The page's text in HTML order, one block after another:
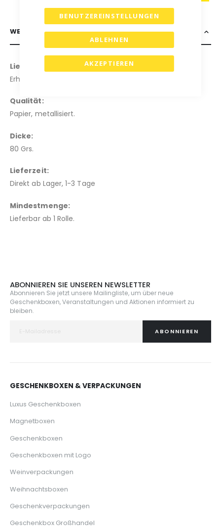
AKZEPTIEREN
BENUTZEREINSTELLUNGEN
ABLEHNEN
WEITERE INFORMATIONEN
Lieferbare Größen:
Erhältlich in den Größen: 30cm und 50cm.
Qualität:
Papier, metallisiert.
Dicke:
80 Grs.
Lieferzeit:
Direkt ab Lager, 1-3 Tage
Mindestmenge:
Lieferbar ab 1 Rolle.
ABONNIEREN SIE UNSEREN NEWSLETTER
Abonnieren Sie jetzt unsere Mailingliste, um über neue
Geschenkboxen, Veranstaltungen und Aktionen informiert zu
bleiben.
ABONNIEREN
GESCHENKBOXEN & VERPACKUNGEN
Luxus Geschenkboxen
Magnetboxen
Geschenkboxen
Geschenkboxen mit Logo
Weinverpackungen
Weihnachtsboxen
Geschenkverpackungen
Geschenkbox Großhandel